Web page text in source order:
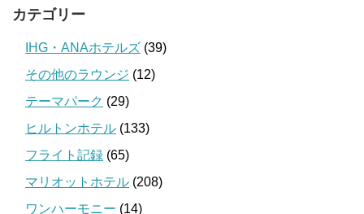
カテゴリー
IHG・ANAホテルズ (39)
その他のラウンジ (12)
テーマパーク (29)
ヒルトンホテル (133)
フライト記録 (65)
マリオットホテル (208)
ワンハーモニー (14)